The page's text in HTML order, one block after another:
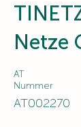
Netze
AT
Nummer
AT002270